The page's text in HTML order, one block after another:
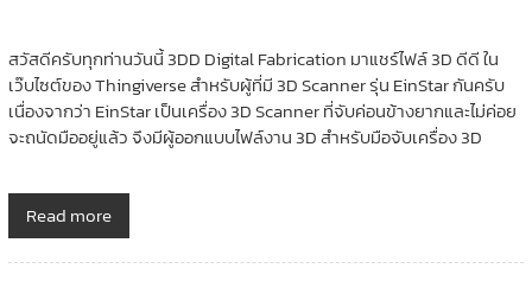
สวัสดีครับทุกท่านวันนี้ 3DD Digital Fabrication มาแชร์ไฟล์ 3D ดีดี ใน
เว๊บไซต์ของ Thingiverse สำหรับผู้ที่มี 3D Scanner รุ่น EinStar กันครับ
เนื่องจากว่า EinStar เป็นเครื่อง 3D Scanner ที่จับค่อนข้างยากและไม่ค่อย
จะถนัดมืออยู่แล้ว จึงมีผู้ออกแบบไฟล์งาน 3D สำหรับมือจับเครื่อง 3D
Read more